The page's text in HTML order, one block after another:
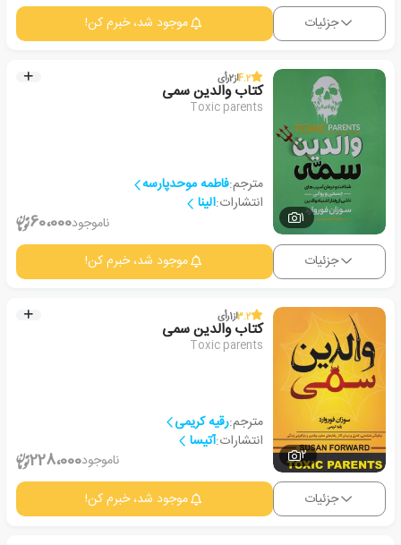
جزئیات موجود شد، خبرم کن!
1
4.2از2رأی
کتاب والدین سمی
Toxic parents
مترجم:فاطمه موحدپارسه
انتشارات:الینا
ناموجود60،000
جزئیات موجود شد، خبرم کن!
2
3.2از1رأی
کتاب والدین سمی
Toxic parents
مترجم:رقیه کریمی
انتشارات:آتیسا
ناموجود228،000
جزئیات موجود شد، خبرم کن!